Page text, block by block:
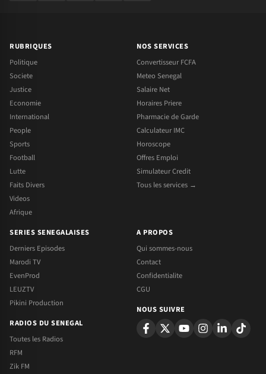
RUBRIQUES
Politique
Societe
Justice
Economie
International
People
Sports
Football
Lutte
Faits Divers
Videos
Afrique
NOS SERVICES
Convertisseur FCFA
Meteo Senegal
Salaire Net
Horaires Priere
Pharmacie de Garde
Calculateur IMC
Horoscope
Offres Emploi
Simulateur Credit
Tous les services →
SERIES SENEGALAISES
Derniers Episodes
Marodi TV
EvenProd
LEUZTV
Pikini Production
RADIOS DU SENEGAL
Toutes les Radios
RFM
Zik FM
A PROPOS
Qui sommes-nous
Contact
Confidentialite
CGU
NOUS SUIVRE